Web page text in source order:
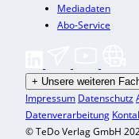
Mediadaten
Abo-Service
+ Unsere weiteren
Impressum Datenschutz
Datenverarbeitung
© TeDo Verlag GmbH